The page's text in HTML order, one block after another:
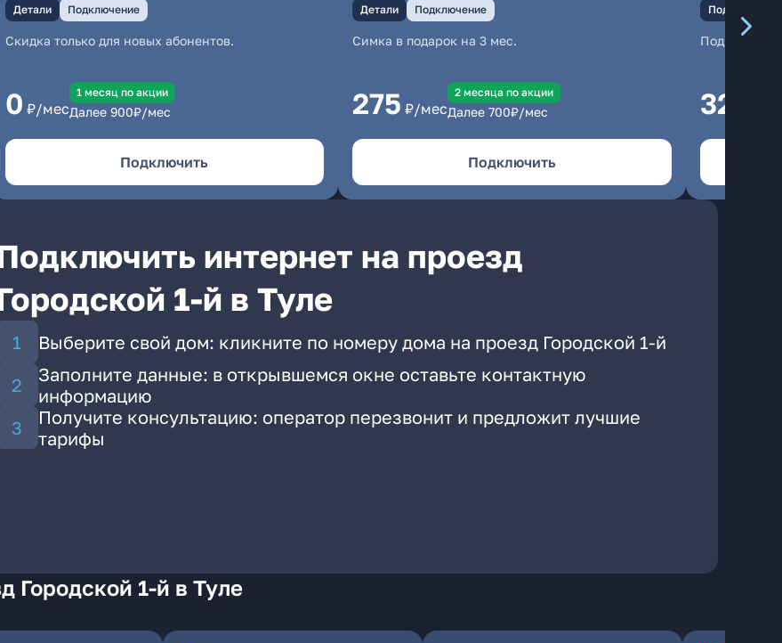
Детали Подключение
Скидка только для новых абонентов.
0 ₽/мес
1 месяц по акции
Далее 900₽/мес
Подключить
Детали Подключение
Симка в подарок на 3 мес.
275 ₽/мес
2 месяцa по акции
Далее 700₽/мес
Подключить
Подключение
325
интернет на проезд
1-й в Туле
Выберите свой дом: кликните по номеру дома на проезд Городской 1-й
Заполните данные: в открывшемся окне оставьте контактную
информацию
Получите консультацию: оператор перезвонит и предложит лучшие
тарифы
Городской 1-й в Туле